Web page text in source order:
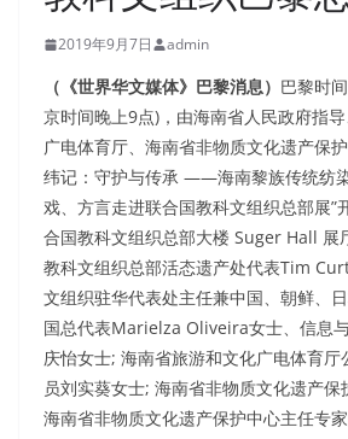
2019年9月7日 admin
（《世界华文媒体》巴黎消息） 巴黎时
京时间晚上9点)，由海南省人民政府指
广电体育厅、海南省非物质文化遗产保
纬记：守护与传承 ——海南黎族传统纺
戏、方言走进联合国教科文组织总部展”
合国教科文组织总部大楼 Suger Hall 展
教科文组织总部活态遗产处代表Tim
文组织驻华代表处主任兼中国、朝鲜、
国总代表Marielza Oliveira女士、信息
庆怡女士; 海南省旅游和文化广电体育
员刘实葵女士; 海南省非物质文化遗产保
海南省非物质文化遗产保护中心主任专